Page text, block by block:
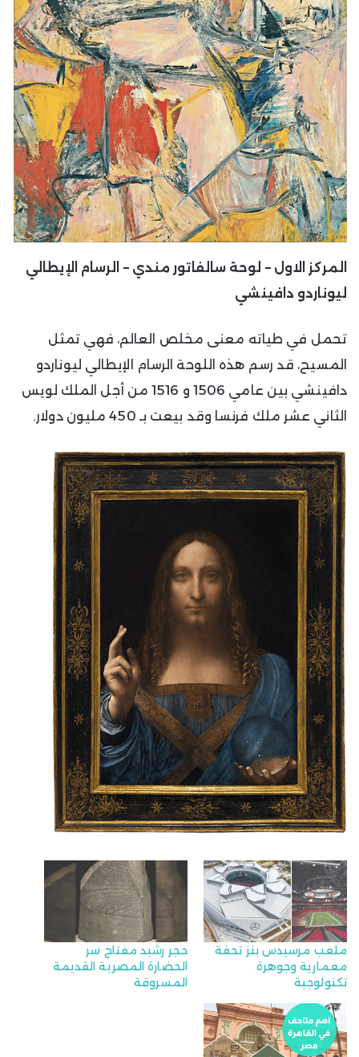
المركز الاول – لوحة سالفاتور مندي – الرسام الإيطالي
ليوناردو دافينشي
تحمل في طياته معنى مخلص العالم، فهي تمثل
المسيح، قد رسم هذه اللوحة الرسام الإيطالي ليوناردو
دافينشي بين عامي 1506 و 1516 من أجل الملك لويس
الثاني عشر ملك فرنسا وقد بيعت بـ 450 مليون دولار.
ملعب مرسيدس بنز تحفة
معمارية وجوهرة
تكنولوجية
حجر رشيد مفتاح سر
الحضارة المصرية القديمة
المسروقة